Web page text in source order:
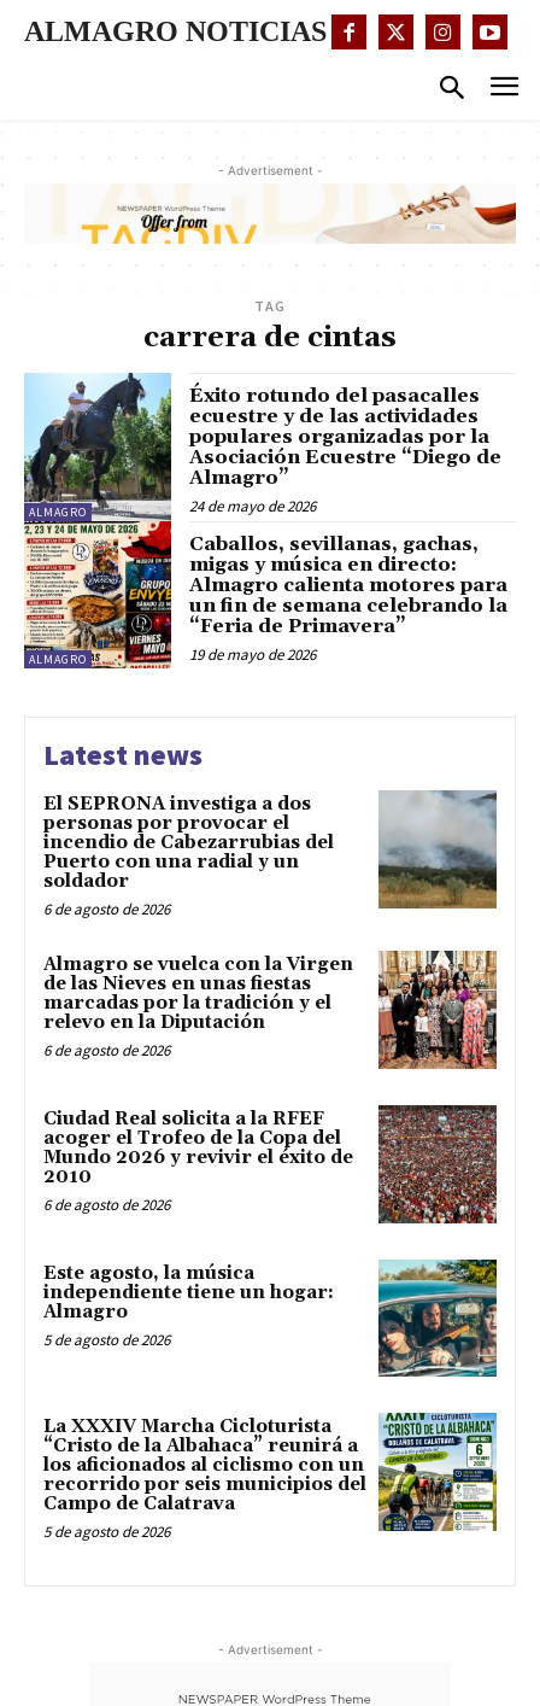
ALMAGRO NOTICIAS
- Advertisement -
TAG
carrera de cintas
ALMAGRO
Éxito rotundo del pasacalles
ecuestre y de las actividades
populares organizadas por la
Asociación Ecuestre “Diego de
Almagro”
24 de mayo de 2026
ALMAGRO
Caballos, sevillanas, gachas,
migas y música en directo:
Almagro calienta motores para
un fin de semana celebrando la
“Feria de Primavera”
19 de mayo de 2026
Latest news
El SEPRONA investiga a dos
personas por provocar el
incendio de Cabezarrubias del
Puerto con una radial y un
soldador
6 de agosto de 2026
Almagro se vuelca con la Virgen
de las Nieves en unas fiestas
marcadas por la tradición y el
relevo en la Diputación
6 de agosto de 2026
Ciudad Real solicita a la RFEF
acoger el Trofeo de la Copa del
Mundo 2026 y revivir el éxito de
2010
6 de agosto de 2026
Este agosto, la música
independiente tiene un hogar:
Almagro
5 de agosto de 2026
La XXXIV Marcha Cicloturista
“Cristo de la Albahaca” reunirá a
los aficionados al ciclismo con un
recorrido por seis municipios del
Campo de Calatrava
5 de agosto de 2026
- Advertisement -